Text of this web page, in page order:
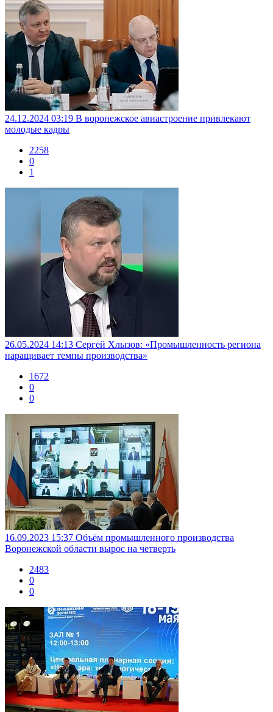
24.12.2024 03:19 В воронежское авиастроение привлекают
молодые кадры
2258
0
1
26.05.2024 14:13 Сергей Хлызов: «Промышленность региона
наращивает темпы производства»
1672
0
0
16.09.2023 15:37 Объём промышленного производства
Воронежской области вырос на четверть
2483
0
0